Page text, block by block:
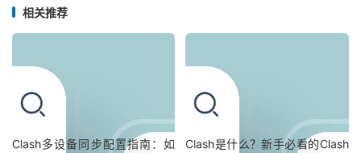
相关推荐
Clash多设备同步配置指南：如
Clash是什么？新手必看的Clash